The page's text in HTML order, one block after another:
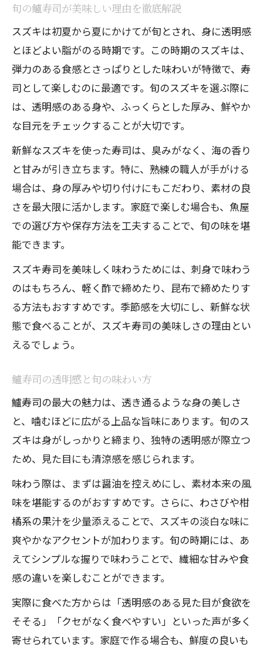
鱸寿司の美味しさを見極めるポイント
新鮮な鱸寿司を選ぶための目利き術
鱸寿司の身質と透明感で新鮮さを判断
鱸寿司の味わい比較と選び方ガイド
鱸寿司で失敗しない選び方のポイント
透明感ある鱸寿司の楽しみ方ガイド
鱸寿司の透明感を引き出す食べ方
鱸寿司の美味しさを最大限楽しむコツ
鱸寿司とカンパチ寿司の味わい比較
鱸寿司で感じる弾力と風味のポイント
鱸寿司のシャリと身の相性を楽しもう
アニサキス対策で鱸寿司を安全に堪能
鱸寿司のアニサキス対策と安全性解説
安心して鱸寿司を食べるための注意点
鱸寿司でアニサキスを避ける方法
鱸寿司のリスク管理と安全な選び方
夏におすすめの鱸寿司体験特集
夏の鱸寿司が美味しい理由と楽しみ方
旬の夏に味わう鱸寿司の魅力とは
鱸寿司で夏の食卓を彩る工夫
夏に食べたい鱸寿司の選び方ガイド
鱸寿司を夏に美味しく味わう秘訣
家庭でもできる鱸の寿司の魅力発見
家庭で楽しむ鱸寿司の簡単アレンジ術
鱸の寿司を自宅で美味しく作るコツ
家族で味わう鱸寿司の楽しさ発見
自宅で新鮮な鱸寿司を味わうポイント
旬の鱸寿司が美味しい理由を徹底解説
スズキは初夏から夏にかけてが旬とされ、身に透明感
とほどよい脂がのる時期です。この時期のスズキは、
弾力のある食感とさっぱりとした味わいが特徴で、寿
司として楽しむのに最適です。旬のスズキを選ぶ際に
は、透明感のある身や、ふっくらとした厚み、鮮やか
な目元をチェックすることが大切です。
新鮮なスズキを使った寿司は、臭みがなく、海の香り
と甘みが引き立ちます。特に、熟練の職人が手がける
場合は、身の厚みや切り付けにもこだわり、素材の良
さを最大限に活かします。家庭で楽しむ場合も、魚屋
での選び方や保存方法を工夫することで、旬の味を堪
能できます。
スズキ寿司を美味しく味わうためには、刺身で味わう
のはもちろん、軽く酢で締めたり、昆布で締めたりす
る方法もおすすめです。季節感を大切にし、新鮮な状
態で食べることが、スズキ寿司の美味しさの理由とい
えるでしょう。
鱸寿司の透明感と旬の味わい方
鱸寿司の最大の魅力は、透き通るような身の美しさ
と、噛むほどに広がる上品な旨味にあります。旬のス
ズキは身がしっかりと締まり、独特の透明感が際立つ
ため、見た目にも清涼感を感じられます。
味わう際は、まずは醤油を控えめにし、素材本来の風
味を堪能するのがおすすめです。さらに、わさびや柑
橘系の果汁を少量添えることで、スズキの淡白な味に
爽やかなアクセントが加わります。旬の時期には、あ
えてシンプルな握りで味わうことで、繊細な甘みや食
感の違いを楽しむことができます。
実際に食べた方からは「透明感のある見た目が食欲を
そそる」「クセがなく食べやすい」といった声が多く
寄せられています。家庭で作る場合も、鮮度の良いも